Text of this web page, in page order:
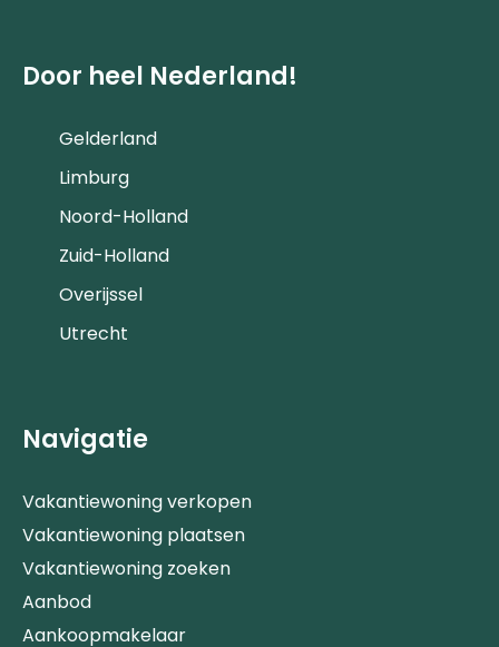
Door heel Nederland!
Gelderland
Limburg
Noord-Holland
Zuid-Holland
Overijssel
Utrecht
Navigatie
Vakantiewoning verkopen
Vakantiewoning plaatsen
Vakantiewoning zoeken
Aanbod
Aankoopmakelaar